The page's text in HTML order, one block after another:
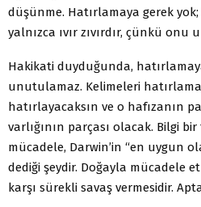
düşünme. Hatırlamaya gerek
yalnızca ıvır zıvırdır, çünkü
Hakikati duyduğunda,
unutulamaz. Kelimeleri
hatırlayacaksın ve o hafızanın
varlığının parçası olacak. Bilgi
mücadele, Darwin’in “en uygun
dediği şeydir. Doğayla mücadele
karşı sürekli savaş vermesidir.